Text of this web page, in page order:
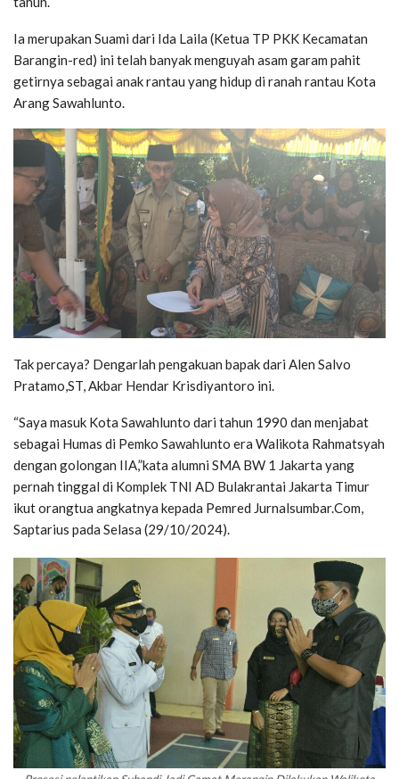
Ia merupakan Suami dari Ida Laila (Ketua TP PKK Kecamatan
Barangin-red) ini telah banyak menguyah asam garam pahit
getirnya sebagai anak rantau yang hidup di ranah rantau Kota
Arang Sawahlunto.
Tak percaya? Dengarlah pengakuan bapak dari Alen Salvo
Pratamo,ST, Akbar Hendar Krisdiyantoro ini.
“Saya masuk Kota Sawahlunto dari tahun 1990 dan menjabat
sebagai Humas di Pemko Sawahlunto era Walikota Rahmatsyah
dengan golongan IIA,”kata alumni SMA BW 1 Jakarta yang
pernah tinggal di Komplek TNI AD Bulakrantai Jakarta Timur
ikut orangtua angkatnya kepada Pemred Jurnalsumbar.Com,
Saptarius pada Selasa (29/10/2024).